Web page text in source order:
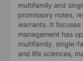
multifamily and
promissory notes,
warrants. It focuses
management has
multifamily, single-
and life sciences,